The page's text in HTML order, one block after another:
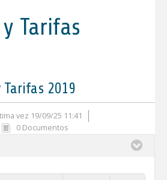
Tarifas
Tarifas 2019
vez 19/09/25 11:41
0 Documentos